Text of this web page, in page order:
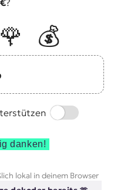
🌹
💰
Switch
danken!
lokal in deinem Browser